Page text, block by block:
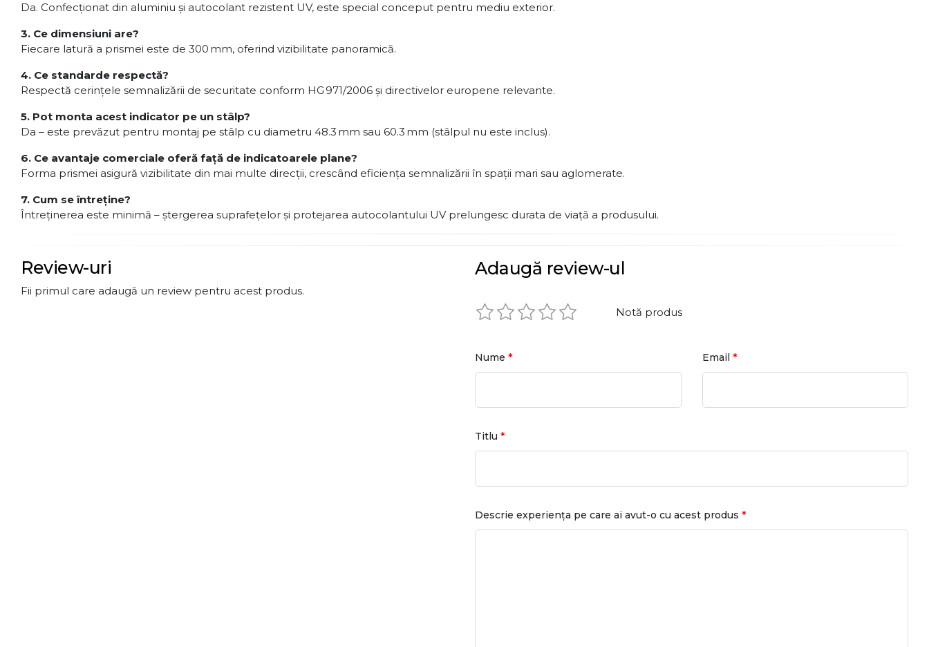
Da. Confecționat din aluminiu și autocolant rezistent UV, este special conceput pentru mediu exterior.
3. Ce dimensiuni are?
Fiecare latură a prismei este de 300 mm, oferind vizibilitate panoramică.
4. Ce standarde respectă?
Respectă cerințele semnalizării de securitate conform HG 971/2006 și directivelor europene relevante.
5. Pot monta acest indicator pe un stâlp?
Da – este prevăzut pentru montaj pe stâlp cu diametru 48.3 mm sau 60.3 mm (stâlpul nu este inclus).
6. Ce avantaje comerciale oferă față de indicatoarele plane?
Forma prismei asigură vizibilitate din mai multe direcţii, crescând eficiența semnalizării în spaţii mari sau aglomerate.
7. Cum se întreține?
Întreținerea este minimă – ștergerea suprafețelor și protejarea autocolantului UV prelungesc durata de viață a produsului.
Review-uri
Fii primul care adaugă un review pentru acest produs.
Adaugă review-ul
Notă produs
Nume * Email *
Titlu *
Descrie experiența pe care ai avut-o cu acest produs *